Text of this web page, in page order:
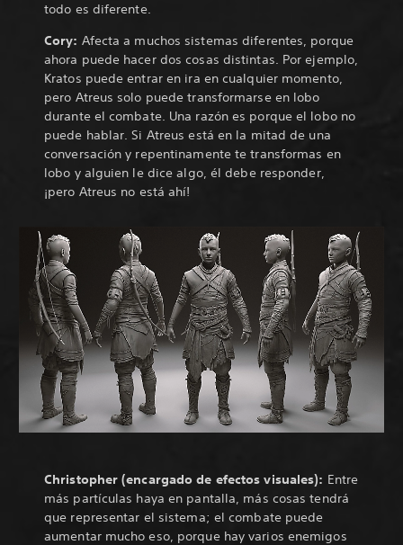
todo es diferente.
Cory: Afecta a muchos sistemas diferentes, porque
ahora puede hacer dos cosas distintas. Por ejemplo,
Kratos puede entrar en ira en cualquier momento,
pero Atreus solo puede transformarse en lobo
durante el combate. Una razón es porque el lobo no
puede hablar. Si Atreus está en la mitad de una
conversación y repentinamente te transformas en
lobo y alguien le dice algo, él debe responder,
¡pero Atreus no está ahí!
Christopher (encargado de efectos visuales): Entre
más partículas haya en pantalla, más cosas tendrá
que representar el sistema; el combate puede
aumentar mucho eso, porque hay varios enemigos